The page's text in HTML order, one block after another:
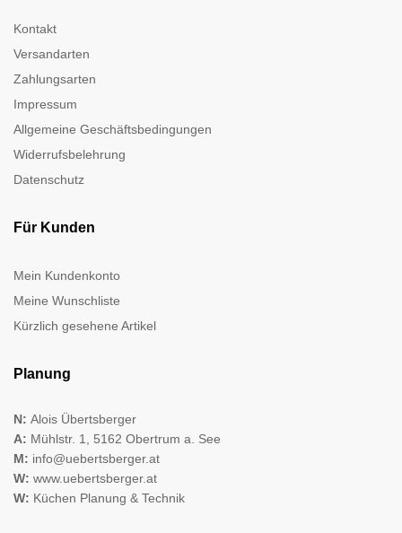
Kontakt
Versandarten
Zahlungsarten
Impressum
Allgemeine Geschäftsbedingungen
Widerrufsbelehrung
Datenschutz
Für Kunden
Mein Kundenkonto
Meine Wunschliste
Kürzlich gesehene Artikel
Planung
N: Alois Übertsberger
A: Mühlstr. 1, 5162 Obertrum a. See
M: info@uebertsberger.at
W: www.uebertsberger.at
W: Küchen Planung & Technik